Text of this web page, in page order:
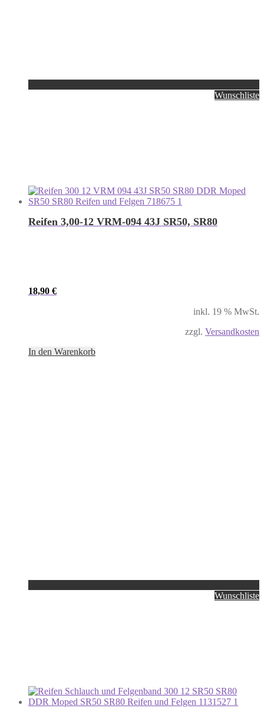
Wunschliste
Reifen 3,00-12 VRM-094 43J SR50, SR80
18,90 €
inkl. 19 % MwSt.
zzgl. Versandkosten
In den Warenkorb
Wunschliste